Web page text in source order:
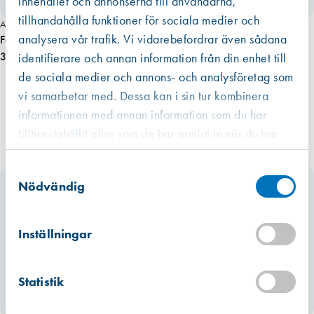
tillhandahålla funktioner för sociala medier och
analysera vår trafik. Vi vidarebefordrar även sådana
identifierare och annan information från din enhet till
de sociala medier och annons- och analysföretag som
vi samarbetar med. Dessa kan i sin tur kombinera
informationen med annan information som du har
tillhandahållit eller som de har samlat in när du har
använt deras tjänster.
Nödvändig
Inställningar
Statistik
d
Art. nr 3458
Festool Plug it sladd 4 m
325,00 kr
Slut i lager
Förväntad leverans: 2026-07-10
Hitta hit
Hitta hit